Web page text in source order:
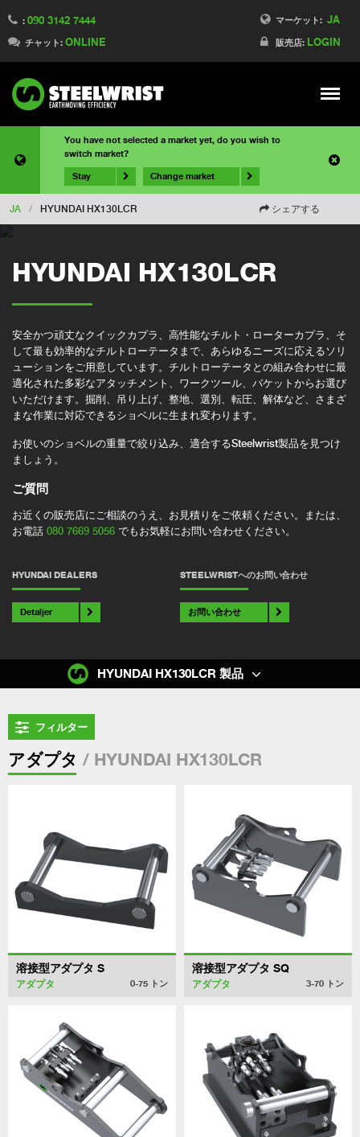
マーケット: JA
販売店: LOGIN
: 090 3142 7444
チャット: ONLINE
Meny
You have not selected a market yet, do you wish to
switch market?
Stay Change market
JA / HYUNDAI HX130LCR シェアする
HYUNDAI HX130LCR
安全かつ頑丈なクイックカプラ、高性能なチルト・ローターカプラ、そ
して最も効率的なチルトローテータまで、あらゆるニーズに応えるソリ
ューションをご用意しています。チルトローテータとの組み合わせに最
適化された多彩なアタッチメント、ワークツール、バケットからお選び
いただけます。掘削、吊り上げ、整地、選別、転圧、解体など、さまざ
まな作業に対応できるショベルに生まれ変わります。
お使いのショベルの重量で絞り込み、適合するSteelwrist製品を見つけ
ましょう。
ご質問
お近くの販売店にご相談のうえ、お見積りをご依頼ください。または、
お電話 080 7669 5056 でもお気軽にお問い合わせください。
HYUNDAI DEALERS
Detaljer
STEELWRISTへのお問い合わせ
お問い合わせ
フィルター
アダプタ / HYUNDAI HX130LCR
溶接型アダプタ S
アダプタ 0-75 トン
溶接型アダプタ SQ
アダプタ 3-70 トン
HYUNDAI HX130LCR 製品